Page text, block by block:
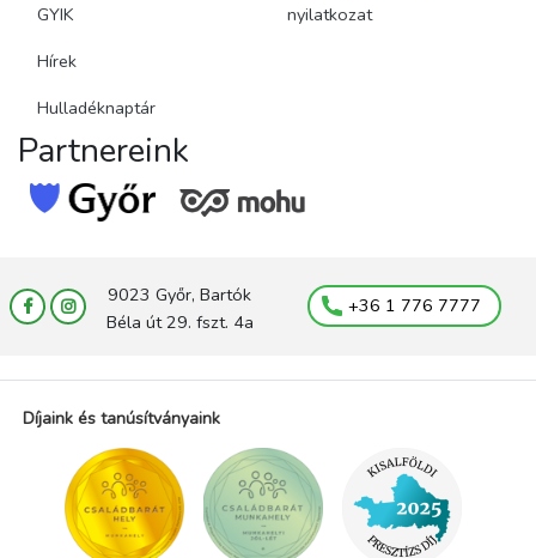
GYIK
Hírek
Hulladéknaptár
nyilatkozat
Partnereink
9023 Győr, Bartók
Béla út 29. fszt. 4a
+36 1 776 7777
Díjaink és tanúsítványaink